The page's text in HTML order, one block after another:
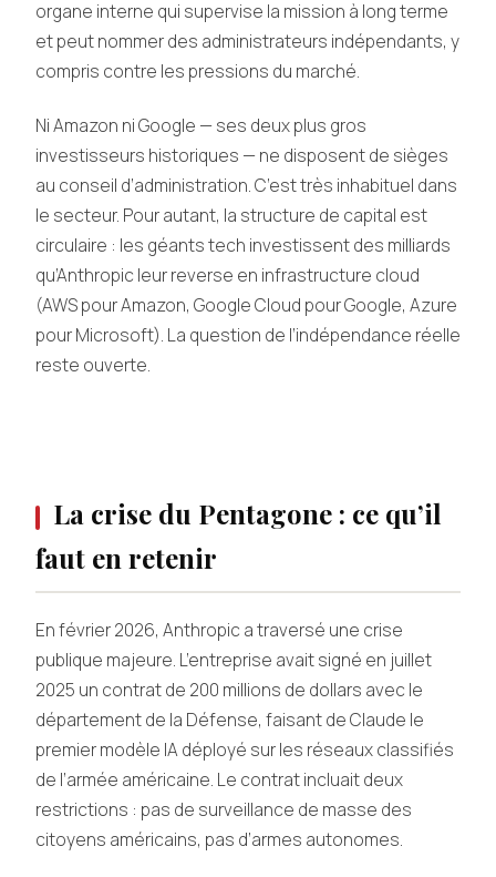
organe interne qui supervise la mission à long terme
et peut nommer des administrateurs indépendants, y
compris contre les pressions du marché.
Ni Amazon ni Google — ses deux plus gros
investisseurs historiques — ne disposent de sièges
au conseil d’administration. C’est très inhabituel dans
le secteur. Pour autant, la structure de capital est
circulaire : les géants tech investissent des milliards
qu’Anthropic leur reverse en infrastructure cloud
(AWS pour Amazon, Google Cloud pour Google, Azure
pour Microsoft). La question de l’indépendance réelle
reste ouverte.
La crise du Pentagone : ce qu’il
faut en retenir
En février 2026, Anthropic a traversé une crise
publique majeure. L’entreprise avait signé en juillet
2025 un contrat de 200 millions de dollars avec le
département de la Défense, faisant de Claude le
premier modèle IA déployé sur les réseaux classifiés
de l’armée américaine. Le contrat incluait deux
restrictions : pas de surveillance de masse des
citoyens américains, pas d’armes autonomes.